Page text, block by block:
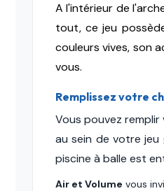
A l'intérieur de
tout, ce jeu
couleurs vives, son
vous.
Remplissez votre
Vous pouvez
au sein de votre
piscine à balle est
Air et Volume vous